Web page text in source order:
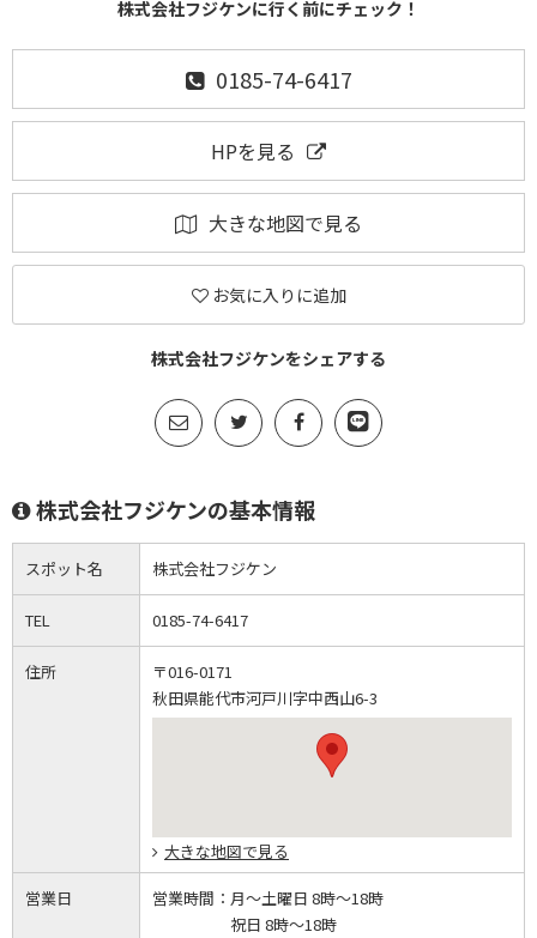
株式会社フジケンに行く前にチェック！
0185-74-6417
HPを見る
大きな地図で見る
お気に入りに追加
株式会社フジケンをシェアする
株式会社フジケンの基本情報
スポット名 株式会社フジケン
TEL 0185-74-6417
住所
〒016-0171
秋田県能代市河戸川字中西山6-3
大きな地図で見る
営業日 営業時間： 月～土曜日 8時～18時
祝日 8時～18時